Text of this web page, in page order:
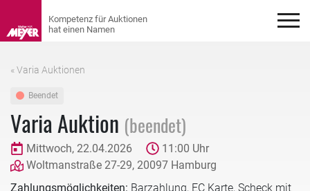
« Varia Auktionen
Beendet
Varia Auktion (beendet)
Mittwoch, 22.04.2026
11:00 Uhr
Woltmanstraße 27-29, 20097 Hamburg
Zahlungsmöglichkeiten: Barzahlung, EC Karte, Scheck mit